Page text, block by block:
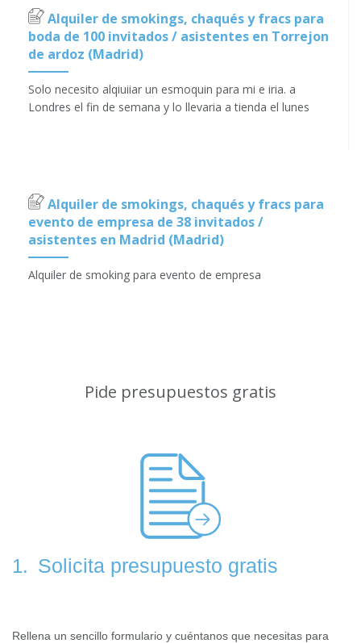
Alquiler de smokings, chaqués y fracs para
boda de 100 invitados / asistentes en Torrejon
de ardoz (Madrid)
Solo necesito alqiuiiar un esmoquin para mi e iria. a
Londres el fin de semana y lo llevaria a tienda el lunes
Alquiler de smokings, chaqués y fracs para
evento de empresa de 38 invitados /
asistentes en Madrid (Madrid)
Alquiler de smoking para evento de empresa
Pide presupuestos gratis
1. Solicita presupuesto gratis
Rellena un sencillo formulario y cuéntanos que necesitas para